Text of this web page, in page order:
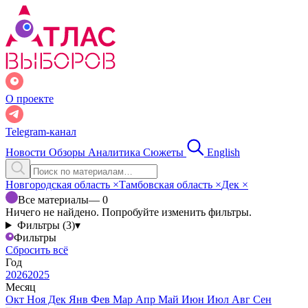
О проекте
Telegram-канал
Новости Обзоры Аналитика Сюжеты English
Новгородская область ×Тамбовская область ×Дек ×
Все материалы— 0
Ничего не найдено. Попробуйте изменить фильтры.
Фильтры (3)▾
Фильтры
Сбросить всё
Год
20262025
Месяц
Окт Ноя Дек Янв Фев Мар Апр Май Июн Июл Авг Сен